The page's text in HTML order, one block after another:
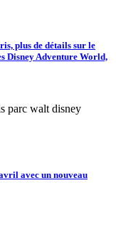
plus de détails sur le
Disney Adventure World,
avec un nouveau